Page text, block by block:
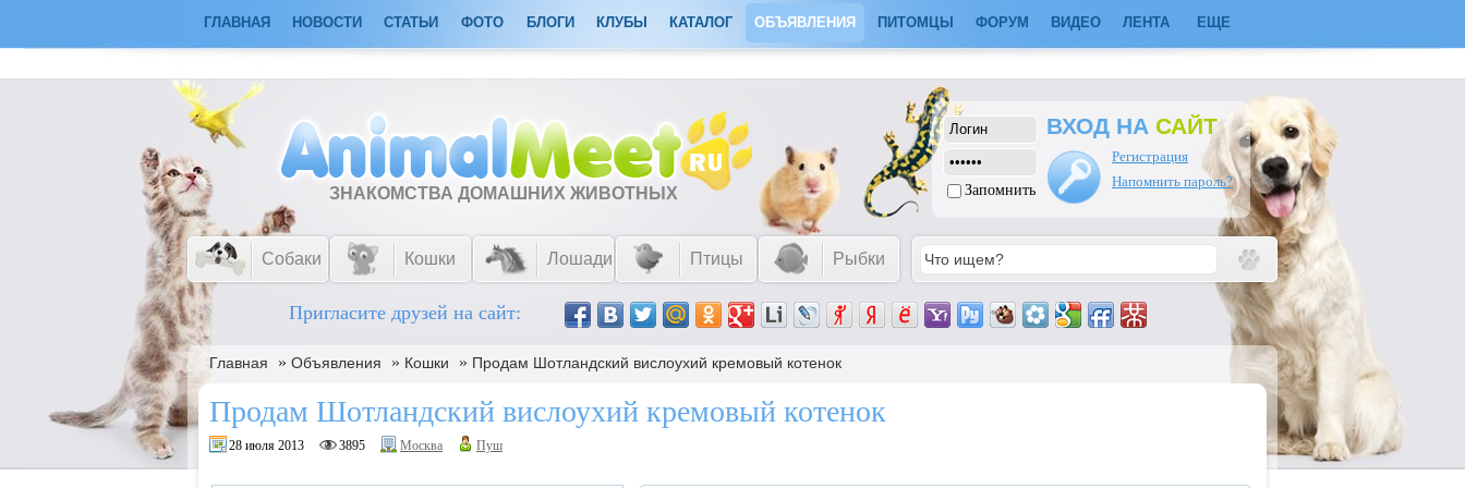
ГЛАВНАЯ НОВОСТИ СТАТЬИ ФОТО БЛОГИ КЛУБЫ КАТАЛОГ ОБЪЯВЛЕНИЯ ПИТОМЦЫ ФОРУМ ВИДЕО ЛЕНТА ЕЩЕ
ЗНАКОМСТВА ДОМАШНИХ ЖИВОТНЫХ Запомнить
ВХОД НА САЙТ
Регистрация
Напомнить пароль?
Собаки Кошки Лошади Птицы Рыбки
Пригласите друзей на сайт:
Главная » Объявления » Кошки » Продам Шотландский вислоухий кремовый котенок
Продам Шотландский вислоухий кремовый котенок
28 июля 2013 3895 Москва Пуш